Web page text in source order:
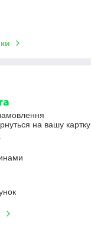
на вашу картку